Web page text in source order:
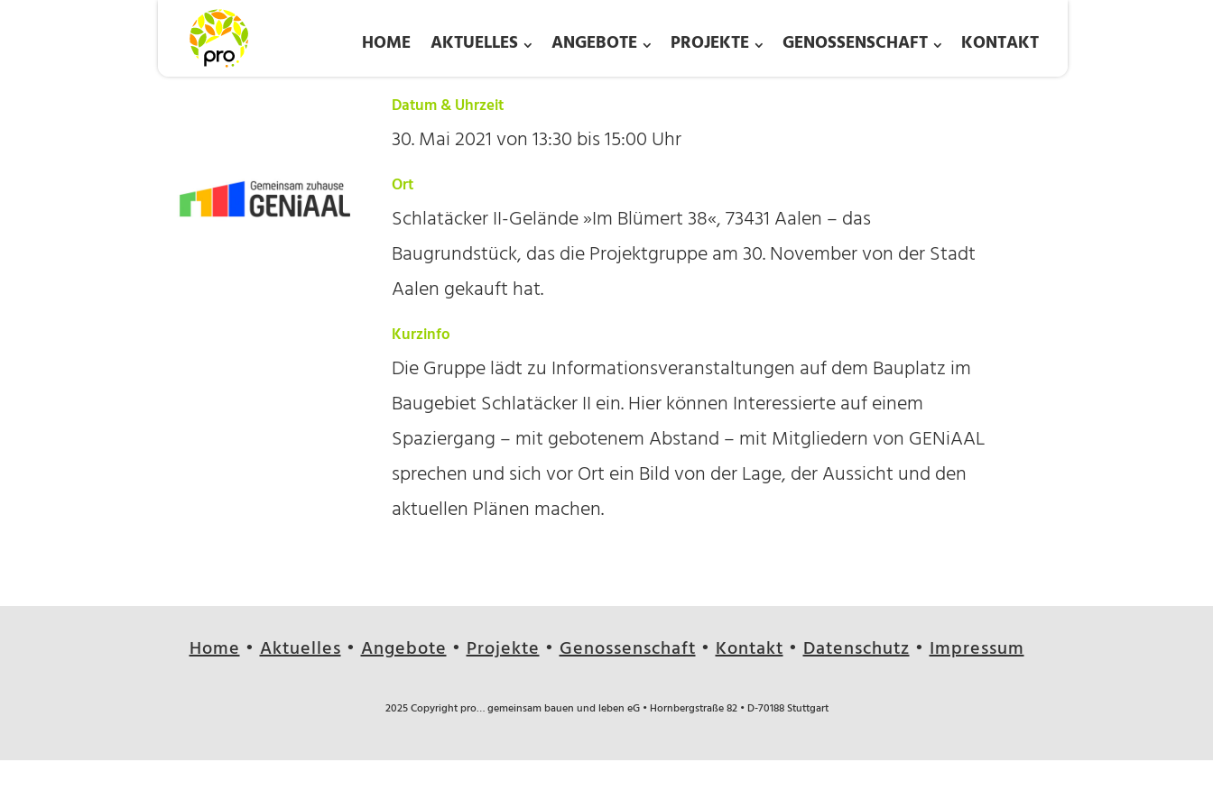
HOME AKTUELLES ANGEBOTE PROJEKTE GENOSSENSCHAFT KONTAKT
Datum & Uhrzeit
30. Mai 2021 von 13:30 bis 15:00 Uhr
Ort
Schlatäcker II-Gelände »Im Blümert 38«, 73431 Aalen – das
Baugrundstück, das die Projektgruppe am 30. November von der Stadt
Aalen gekauft hat.
Kurzinfo
Die Gruppe lädt zu Informationsveranstaltungen auf dem Bauplatz im
Baugebiet Schlatäcker II ein. Hier können Interessierte auf einem
Spaziergang – mit gebotenem Abstand – mit Mitgliedern von GENiAAL
sprechen und sich vor Ort ein Bild von der Lage, der Aussicht und den
aktuellen Plänen machen.
Home•Aktuelles•Angebote •Projekte •Genossenschaft •Kontakt•Datenschutz•Impressum
2025 Copyright pro… gemeinsam bauen und leben eG • Hornbergstraße 82 •D-70188 Stuttgart